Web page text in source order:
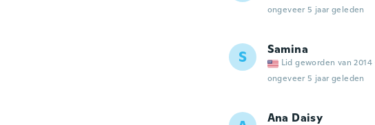
ongeveer 5 jaar geleden
S Samina
Lid geworden van 2014
ongeveer 5 jaar geleden
Ana Daisy